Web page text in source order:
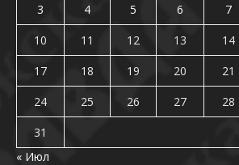
3
4 5 6 7
10
11 12 13 14
17
18 19 20 21
24
25 26 27 28
31
« Июл